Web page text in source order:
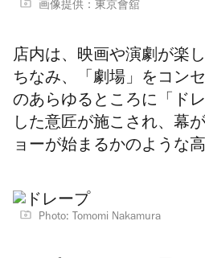
画像提供：東京會舘
店内は、映画や演劇が楽
ちなみ、「劇場」をコン
のあらゆるところに「ド
した意匠が施こされ、幕
ョーが始まるかのような
Photo: Tomomi Nakamura